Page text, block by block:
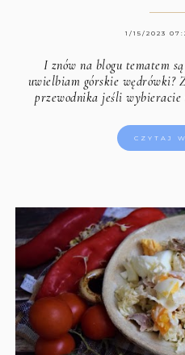
1/15/2023
I znów na blogu tematem
uwielbiam górskie wędrówki?
przewodnika jeśli wybieracie
CZYTAJ